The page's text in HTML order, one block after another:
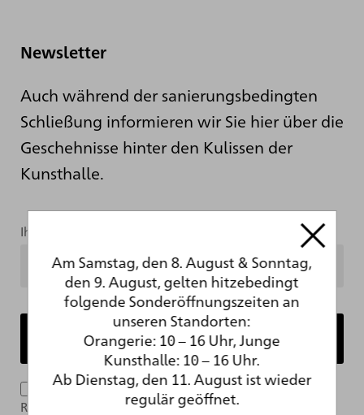
Newsletter
Auch während der sanierungsbedingten
Schließung informieren wir Sie hier über die
Geschehnisse hinter den Kulissen der
Kunsthalle.
Ihre Mailadresse
Ich bin mit der Verarbeitung meiner Daten im
Rahmen des Newsletter-Abonnements per E-Mail
Am Samstag, den 8. August & Sonntag,
den 9. August, gelten hitzebedingt
folgende Sonderöffnungszeiten an
unseren Standorten:
Orangerie: 10 – 16 Uhr, Junge
Kunsthalle: 10 – 16 Uhr.
Ab Dienstag, den 11. August ist wieder
regulär geöffnet.